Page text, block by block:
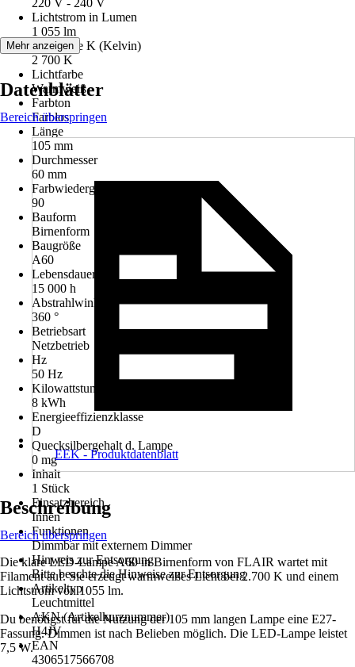
220 V - 240 V
Lichtstrom in Lumen
1 055 lm
Lichtfarbe K (Kelvin)
2 700 K
Lichtfarbe
Warmweiß
Farbton
Farblos
Länge
105 mm
Durchmesser
60 mm
Farbwiedergabe (Ra)
90
Bauform
Birnenform
Baugröße
A60
Lebensdauer
15 000 h
Abstrahlwinkel
360 °
Betriebsart
Netzbetrieb
Hz
50 Hz
Kilowattstunden/1000h
8 kWh
Energieeffizienzklasse
D
Quecksilbergehalt d. Lampe
0 mg
Inhalt
1 Stück
Einsatzbereich
Innen
Funktionen
Dimmbar mit externem Dimmer
Hinweis zur Entsorgung
Bitte beachte die Hinweise zur Entsorgung
Artikeltyp
Leuchtmittel
AKN (Artikelkurznummer)
H4JV
EAN
4306517566708
Mehr anzeigen
Datenblätter
Bereich überspringen
EEK - Produktdatenblatt
Beschreibung
Bereich überspringen
Die klare LED-Lampe A60 in Birnenform von FLAIR wartet mit
Filament auf. Sie erzeugt warmweißes Licht bei 2.700 K und einem
Lichtstrom von 1055 lm.
Du benötigst für die Nutzung der 105 mm langen Lampe eine E27-
Fassung. Dimmen ist nach Belieben möglich. Die LED-Lampe leistet
7,5 W.